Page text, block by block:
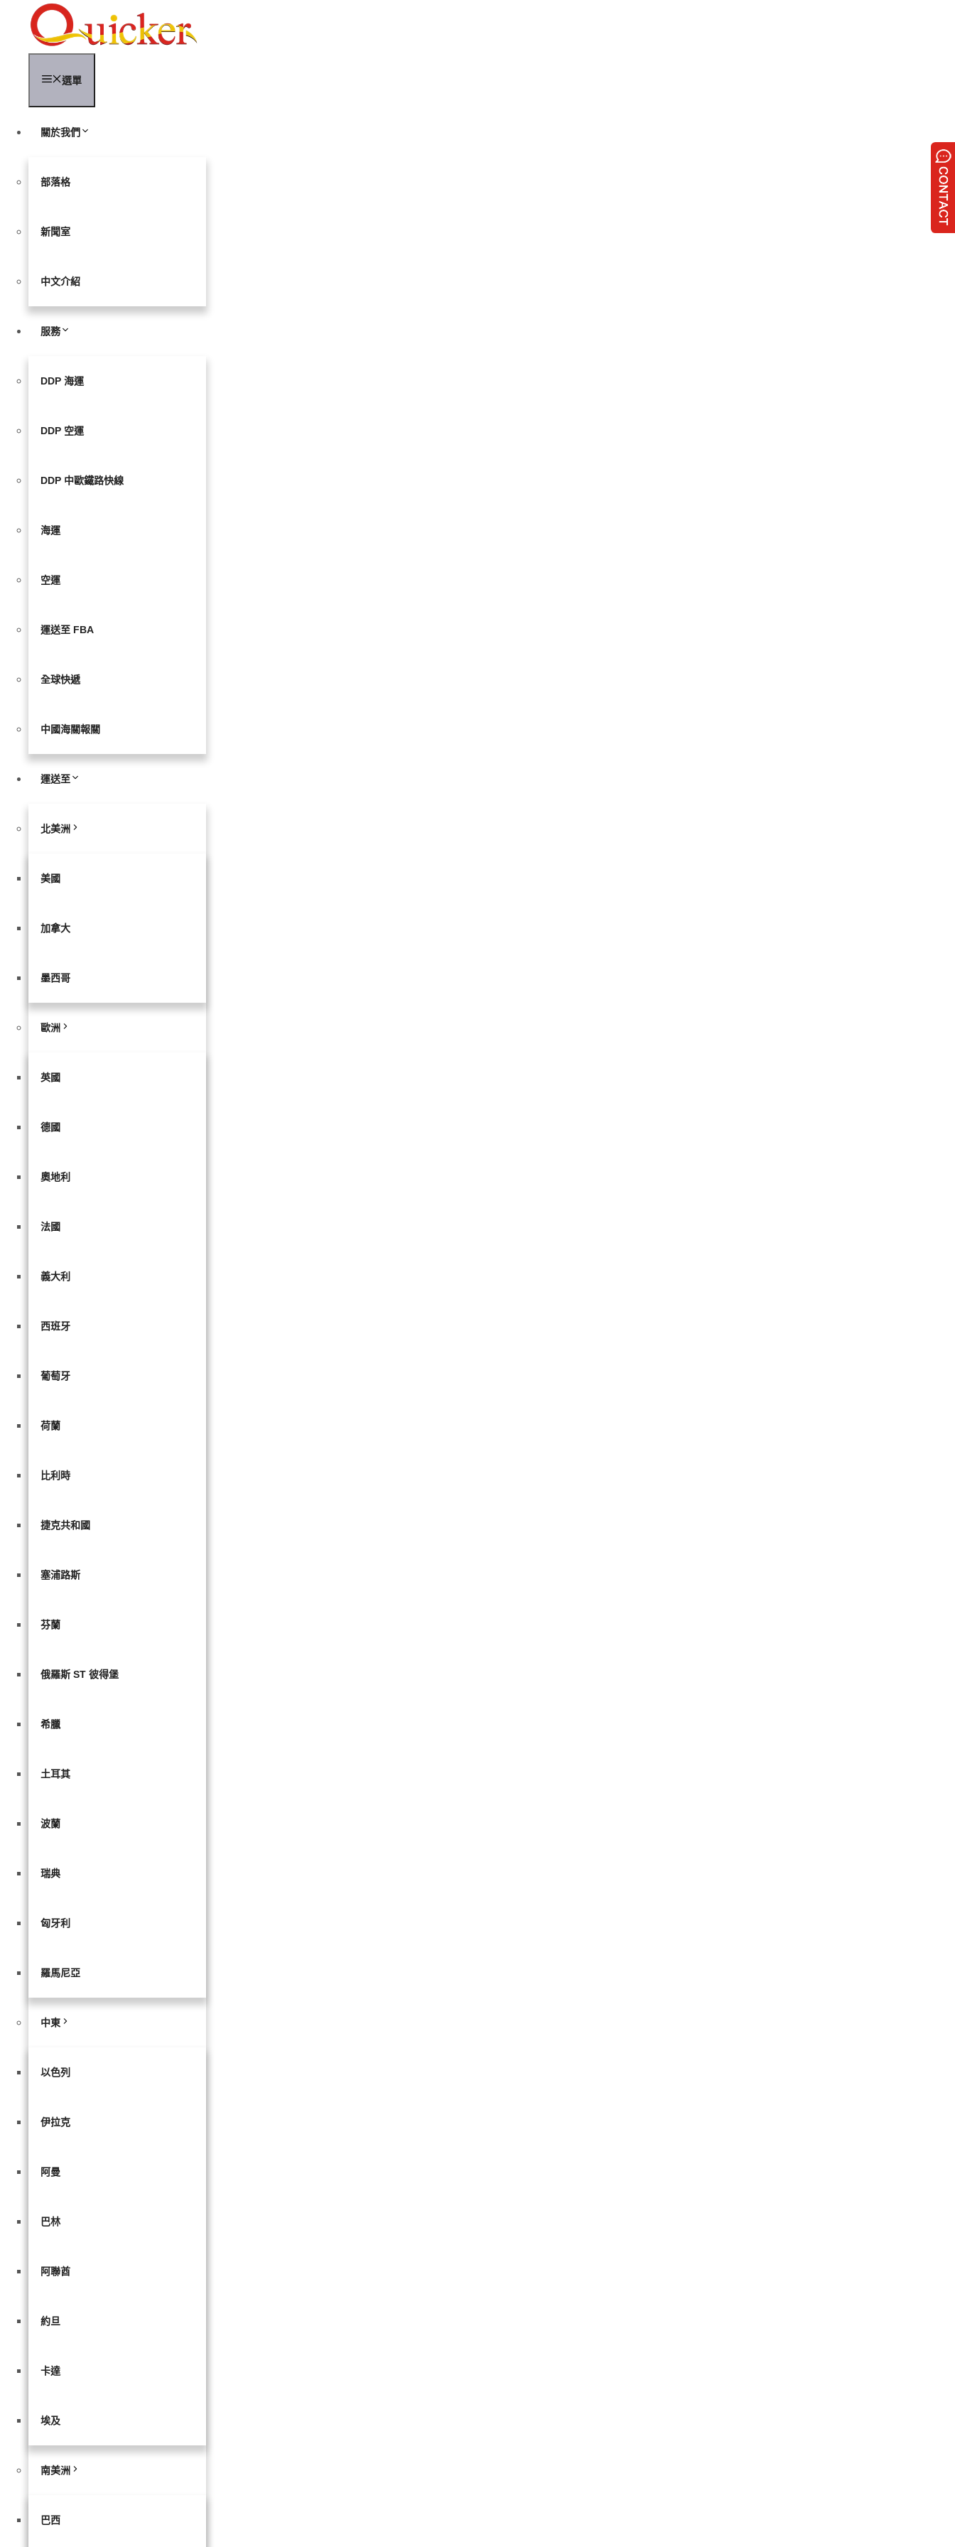
選單
關於我們
部落格
新聞室
中文介紹
服務
DDP 海運
DDP 空運
DDP 中歐鐵路快線
海運
空運
運送至 FBA
全球快遞
中國海關報關
運送至
北美洲
美國
加拿大
墨西哥
歐洲
英國
德國
奧地利
法國
義大利
西班牙
葡萄牙
荷蘭
比利時
捷克共和國
塞浦路斯
芬蘭
俄羅斯 ST 彼得堡
希臘
土耳其
波蘭
瑞典
匈牙利
羅馬尼亞
中東
以色列
伊拉克
阿曼
巴林
阿聯酋
約旦
卡達
埃及
南美洲
巴西